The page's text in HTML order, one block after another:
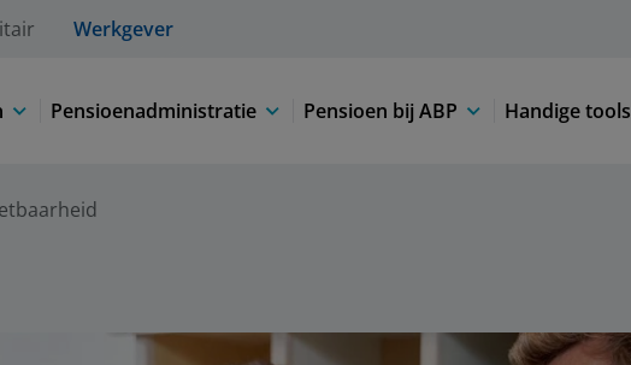
Werkgever
Pensioenadministratie Pensioen bij ABP Handige tools